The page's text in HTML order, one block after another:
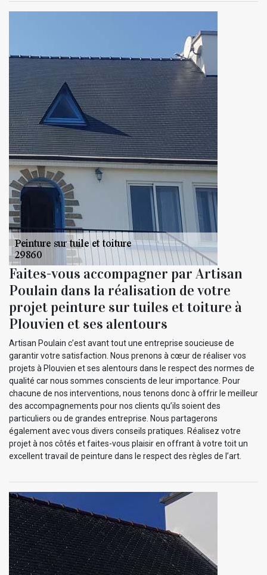
Faites-vous accompagner par Artisan
Poulain dans la réalisation de votre
projet peinture sur tuiles et toiture à
Plouvien et ses alentours
Artisan Poulain c’est avant tout une entreprise soucieuse de
garantir votre satisfaction. Nous prenons à cœur de réaliser vos
projets à Plouvien et ses alentours dans le respect des normes de
qualité car nous sommes conscients de leur importance. Pour
chacune de nos interventions, nous tenons donc à offrir le meilleur
des accompagnements pour nos clients qu’ils soient des
particuliers ou de grandes entreprise. Nous partagerons
également avec vous divers conseils pratiques. Réalisez votre
projet à nos côtés et faites-vous plaisir en offrant à votre toit un
excellent travail de peinture dans le respect des règles de l’art.